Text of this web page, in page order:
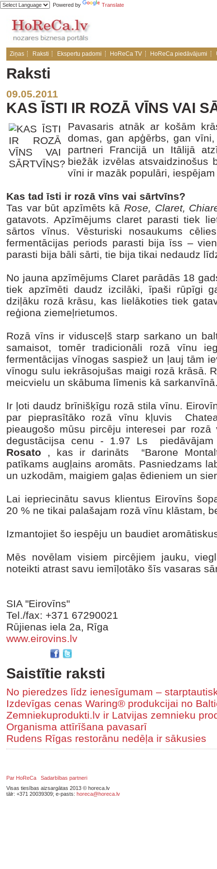
Powered by Translate
Ziņas Raksti Ekspertu padomi HoReCa TV HoReCa piedāvājumi
Raksti
09.05.2011
KAS ĪSTI IR ROZĀ VĪNS VAI
Pavasaris atnāk ar košām
domas, gan apģērbs, gan
partneri Francijā un Itālijā
biežāk izvēlas atsvaidzinošus
vīni ir mazāk populāri,
Kas tad īsti ir rozā vīns vai sārtvīns?
Tas var būt apzīmēts kā Rose, Claret,
gatavots. Apzīmējums claret parasti tiek
sārtos vīnus. Vēsturiski nosaukums
fermentācijas periods parasti bija īss –
parasti bija bāli sārti, tie bija tikai nedaudz
No jauna apzīmējums Claret parādās 18
tiek apzīmēti daudz izcilāki, īpaši rūpīgi
dziļāku rozā krāsu, kas lielākoties tiek
reģiona ziemeļrietumos.
Rozā vīns ir vidusceļš starp sarkano un
samaisot, tomēr tradicionāli rozā vīnu
fermentācijas vīnogas saspiež un ļauj tām
vīnogu sulu iekrāsojušas maigi rozā krāsā.
meicvielu un skābuma līmenis kā
Ir ļoti daudz brīnišķīgu rozā stila vīnu.
par pieprasītāko rozā vīnu kļuvis
pieaugošo mūsu pircēju interesei par
degustācijsa cenu - 1.97 Ls
Rosato , kas ir darināts “Barone
patīkams augļains aromāts. Pasniedzams
un uzkodām, maigiem gaļas ēdieniem un
Lai iepriecinātu savus klientus Eirovīns
20 % ne tikai palašajam rozā vīnu klāstam,
Izmantojiet šo iespēju un baudiet
Mēs novēlam visiem pircējiem jauku,
noteikti atrast savu iemīļotāko šīs vasaras
SIA "Eirovīns"
Tel./fax: +371 67290021
Rūjienas iela 2a, Rīga
www.eirovins.lv
Saistītie raksti
No pieredzes līdz ienesīgumam –
Izdevīgas cenas Waring® produkcijai no
Zemniekuprodukti.lv ir Latvijas zemnieku
Organisma attīrīšana pavasarī
Rudens Rīgas restorānu nedēļa ir sākusies
Par HoReCa
Sadarbības partneri
Visas tiesības aizsargātas 2013 © horeca.lv
tālr: +371 20039309; e-pasts: horeca@horeca.lv